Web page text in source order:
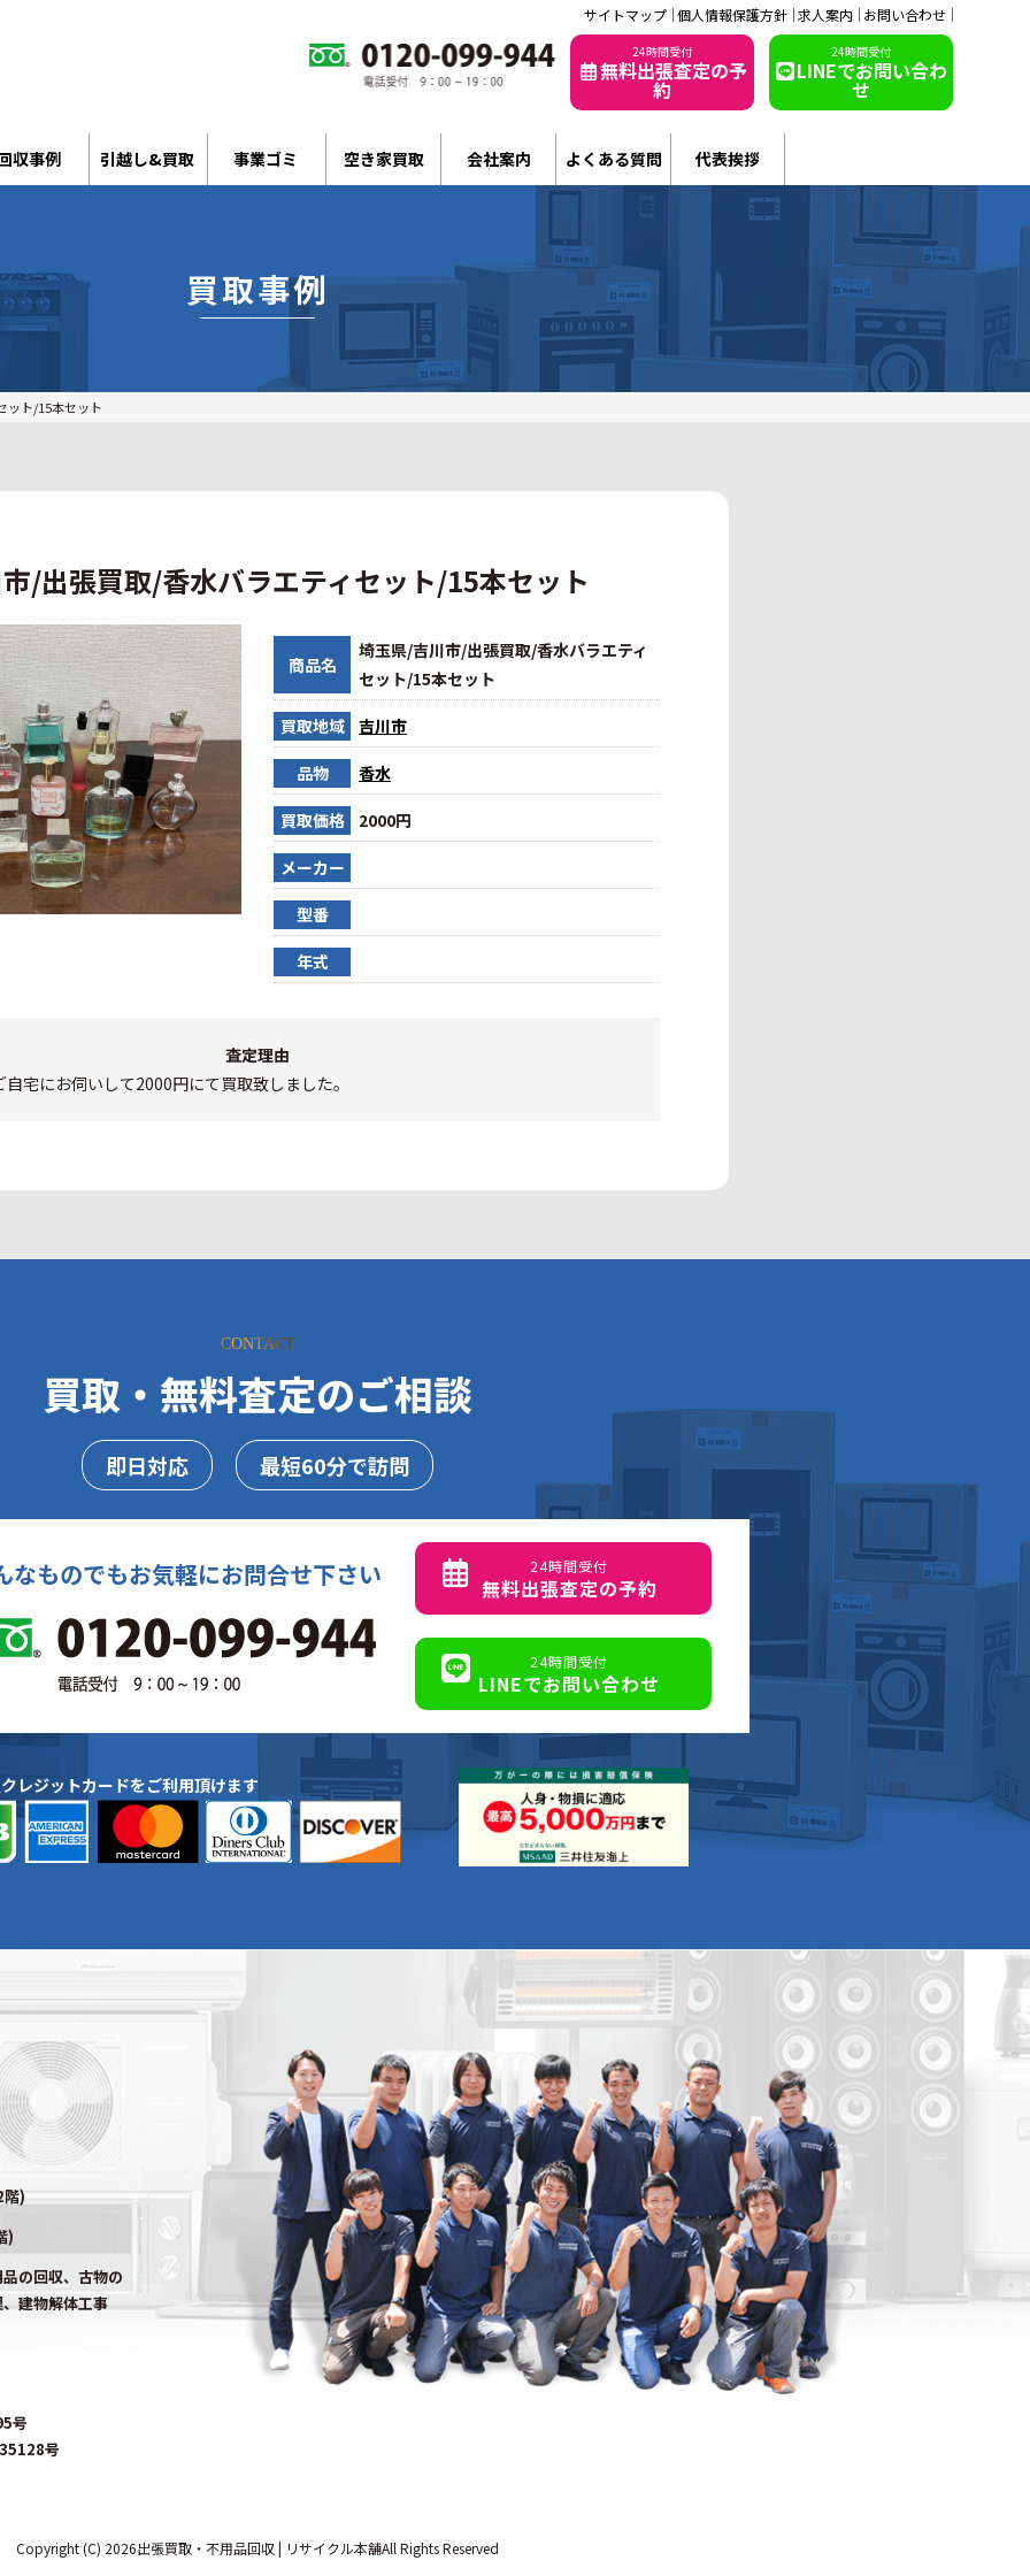
サイトマップ 個人情報保護方針 求人案内 お問い合わせ
24時間受付
無料出張査定の予
約
24時間受付
LINEでお問い合わ
せ
収事例 引越し&買取 事業ゴミ 空き家買取 会社案内 よくある質問 代表挨拶
買取事例
ット/15本セット
/出張買取/香水バラエティセット/15本セット
商品名
埼玉県/吉川市/出張買取/香水バラエティ
セット/15本セット
買取地域 吉川市
品物 香水
買取価格 2000円
メーカー
型番
年式
査定理由
宅にお伺いして2000円にて買取致しました。
CONTACT
買取・無料査定のご相談
即日対応 最短60分で訪問
なものでもお気軽にお問合せ下さい 24時間受付
無料出張査定の予約
24時間受付
LINEでお問い合わせ
レジットカードをご利用頂けます
)
)
の回収、古物の
建物解体工事
号
号
Copyright (C) 2026出張買取・不用品回収 | リサイクル本舗All Rights Reserved